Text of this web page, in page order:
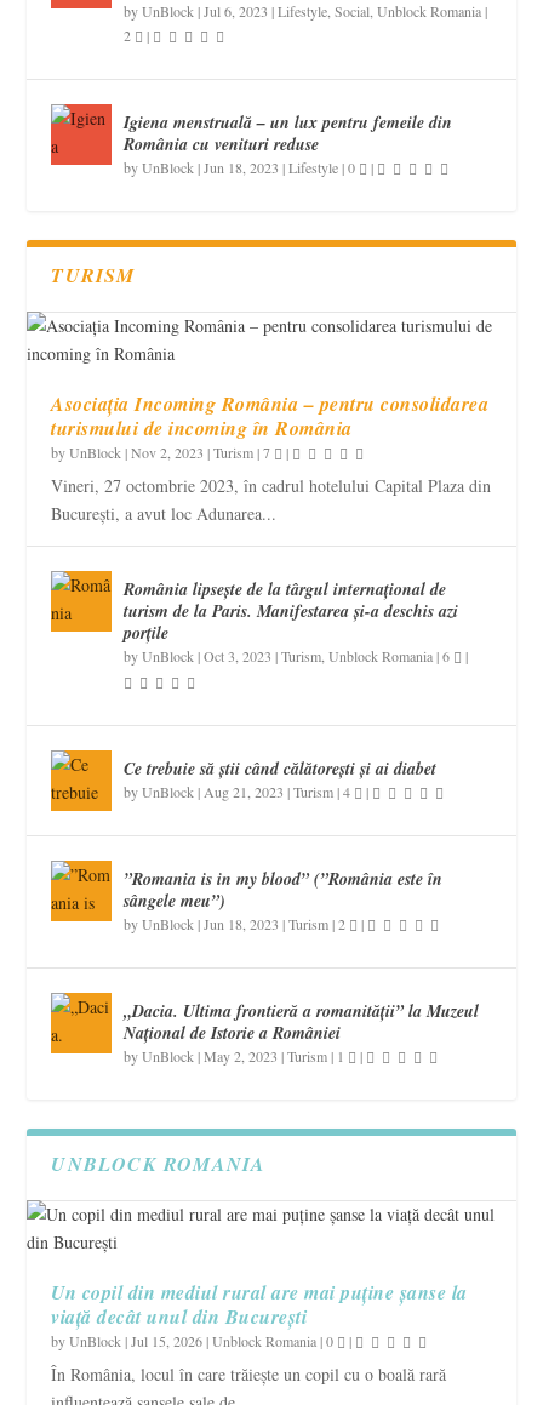
byUnBlock |Jul 6, 2023 |Lifestyle ,Social ,Unblock Romania|
2
|
Igiena menstruală – un lux pentru femeile din
România cu venituri reduse
byUnBlock |Jun 18, 2023 |Lifestyle|0 |
TURISM
Asociația Incoming România – pentru consolidarea
turismului de incoming în România
byUnBlock |Nov 2, 2023 |Turism|7 |
Vineri, 27 octombrie 2023, în cadrul hotelului Capital Plaza din
București, a avut loc Adunarea...
România lipsește de la târgul internațional de
turism de la Paris. Manifestarea și-a deschis azi
porțile
byUnBlock |Oct 3, 2023 |Turism ,Unblock Romania|6 |
Ce trebuie să știi când călătorești și ai diabet
byUnBlock | Aug 21, 2023 |Turism|4 |
”Romania is in my blood” (”România este în
sângele meu”)
byUnBlock |Jun 18, 2023 |Turism|2 |
„Dacia. Ultima frontieră a romanității” la Muzeul
Național de Istorie a României
byUnBlock |May 2, 2023 |Turism| 1 |
UNBLOCK ROMANIA
Un copil din mediul rural are mai puține șanse la
viață decât unul din București
byUnBlock |Jul 15, 2026|Unblock Romania|0 |
În România, locul în care trăiește un copil cu o boală rară